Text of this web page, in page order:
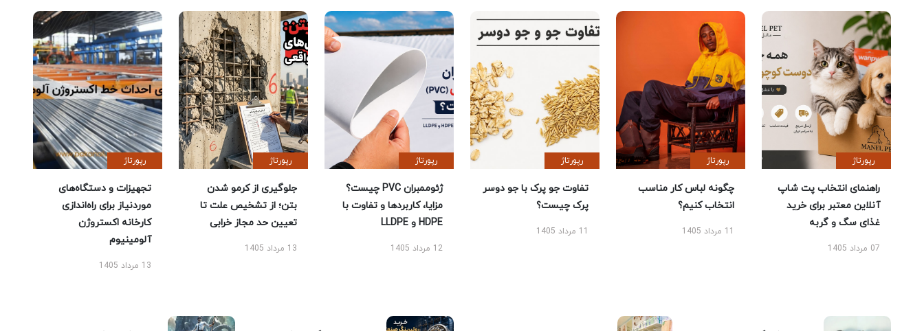
رپورتاژ
راهنمای انتخاب پت شاپ
آنلاین معتبر برای خرید
غذای سگ و گربه
07 مرداد 1405
رپورتاژ
چگونه لباس کار مناسب
انتخاب کنیم؟
11 مرداد 1405
رپورتاژ
تفاوت جو پرک با جو دوسر
پرک چیست؟
11 مرداد 1405
رپورتاژ
ژئوممبران PVC چیست؟
مزایا، کاربردها و تفاوت با
HDPE و LLDPE
12 مرداد 1405
رپورتاژ
جلوگیری از کرمو شدن
بتن؛ از تشخیص علت تا
تعیین حد مجاز خرابی
13 مرداد 1405
رپورتاژ
تجهیزات و دستگاه‌های
موردنیاز برای راه‌اندازی
کارخانه اکستروژن
آلومینیوم
13 مرداد 1405